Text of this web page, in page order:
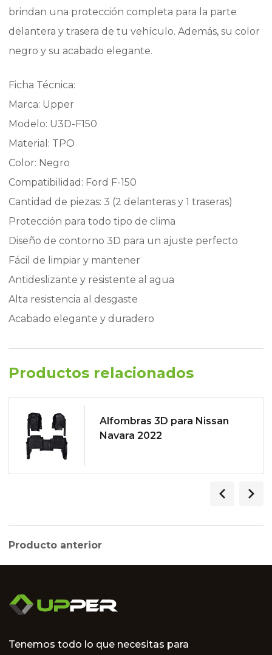
brindan una protección completa para la parte
delantera y trasera de tu vehículo. Además, su color
negro y su acabado elegante.
Ficha Técnica:
Marca: Upper
Modelo: U3D-F150
Material: TPO
Color: Negro
Compatibilidad: Ford F-150
Cantidad de piezas: 3 (2 delanteras y 1 traseras)
Protección para todo tipo de clima
Diseño de contorno 3D para un ajuste perfecto
Fácil de limpiar y mantener
Antideslizante y resistente al agua
Alta resistencia al desgaste
Acabado elegante y duradero
Productos relacionados
Alfombras 3D para Nissan
Navara 2022
Producto anterior
Tenemos todo lo que necesitas para